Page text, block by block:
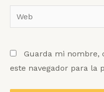
Guarda mi nombre,
este navegador para la